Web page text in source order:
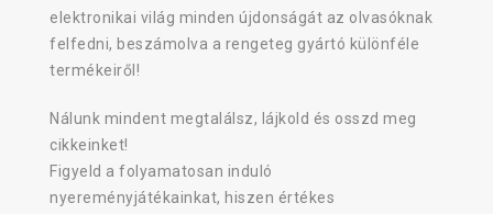
elektronikai világ minden újdonságát az olvasóknak
felfedni, beszámolva a rengeteg gyártó különféle
termékeiről!
Nálunk mindent megtalálsz, lájkold és osszd meg
cikkeinket!
Figyeld a folyamatosan induló
nyereményjátékainkat, hiszen értékes